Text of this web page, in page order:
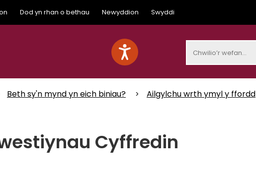
Dod yn rhan o bethau Newyddion Swyddi
Beth sy'n mynd yn eich biniau? Ailgylchu wrth ymyl y ffordd
Cyffredin